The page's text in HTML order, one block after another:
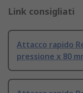
Link consigliati
Attacco rapido
pressione x 80